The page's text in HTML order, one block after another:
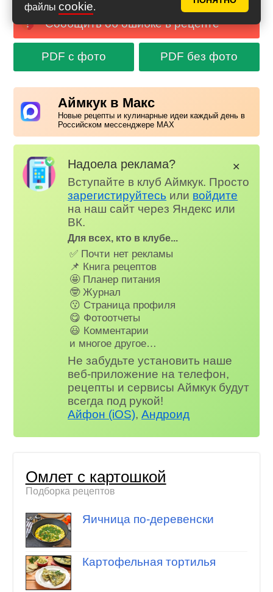
файлы cookie.
Сообщить об ошибке в рецепте
PDF с фото PDF без фото
Аймкук в Макс
Новые рецепты и кулинарные идеи каждый день в
Российском мессенджере MAX
Надоела реклама?
Вступайте в клуб Аймкук. Просто
зарегистируйтесь или войдите
на наш сайт через Яндекс или
ВК.
Для всех, кто в клубе...
✅ Почти нет рекламы
📌 Книга рецептов
🤩 Планер питания
🤓 Журнал
😗 Страница профиля
😋 Фотоотчеты
😃 Комментарии
и многое другое…
Не забудьте установить наше
веб-приложение на телефон,
рецепты и сервисы Аймкук будут
всегда под рукой!
Айфон (iOS),Андроид
✕
Омлет с картошкой
Подборка рецептов
Яичница по-деревенски
Картофельная тортилья